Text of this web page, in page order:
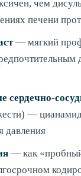
чем
печени
— мягкий
сердечно-
—
давления
— как